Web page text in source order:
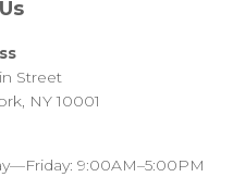
Street
NY 10001
9:00AM–5:00PM